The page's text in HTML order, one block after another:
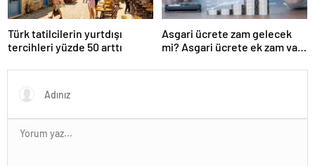
Türk tatilcilerin yurtdışı
tercihleri yüzde 50 arttı
Asgari ücrete zam gelecek
mi? Asgari ücrete ek zam var